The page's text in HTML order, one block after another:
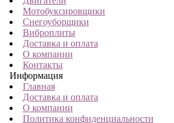
Мотобуксировщики
Снегоуборщики
Виброплиты
Доставка и оплата
О компании
Контакты
Информация
Главная
Доставка и оплата
О компании
Политика конфиденциальности